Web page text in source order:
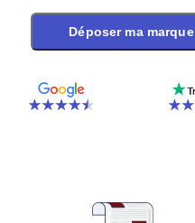
Déposer ma marque